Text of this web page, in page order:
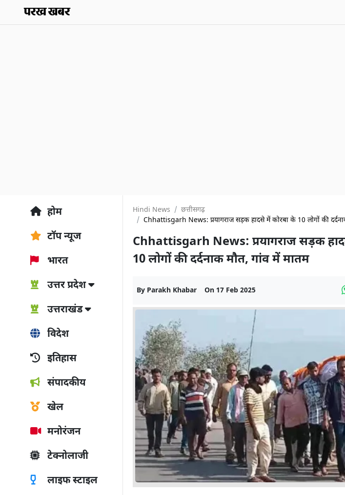
होम
टॉप न्यूज
भारत
उत्तर प्रदेश
उत्तराखंड
विदेश
इतिहास
संपादकीय
खेल
मनोरंजन
टेक्नोलाजी
लाइफ स्टाइल
Hindi News
छत्तीसगढ़
Chhattisgarh News: प्रयागराज सड़क हादसे में कोरबा के 10 लोगों की
Chhattisgarh News: प्रयागराज सड़क
10 लोगों की दर्दनाक मौत, गांव में मातम
By Parakh Khabar On 17 Feb 2025